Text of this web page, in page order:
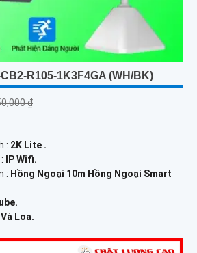
R105-1K3F4GA (WH/BK)
₫
: 2K Lite .
IP Wifi.
: Hồng Ngoại 10m Hồng Ngoại Smart
Loa.